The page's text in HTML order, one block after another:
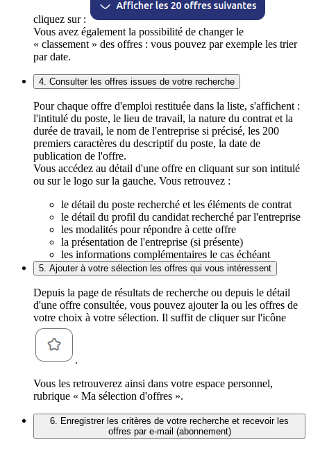
cliquez sur :
Vous avez également la possibilité de changer le
« classement » des offres : vous pouvez par exemple les trier
par date.
4. Consulter les offres issues de votre recherche
Pour chaque offre d'emploi restituée dans la liste, s'affichent :
l'intitulé du poste, le lieu de travail, la nature du contrat et la
durée de travail, le nom de l'entreprise si précisé, les 200
premiers caractères du descriptif du poste, la date de
publication de l'offre.
Vous accédez au détail d'une offre en cliquant sur son intitulé
ou sur le logo sur la gauche. Vous retrouvez :
le détail du poste recherché et les éléments de contrat
le détail du profil du candidat recherché par l'entreprise
les modalités pour répondre à cette offre
la présentation de l'entreprise (si présente)
les informations complémentaires le cas échéant
5. Ajouter à votre sélection les offres qui vous intéressent
Depuis la page de résultats de recherche ou depuis le détail
d'une offre consultée, vous pouvez ajouter la ou les offres de
votre choix à votre sélection. Il suffit de cliquer sur l'icône
.
Vous les retrouverez ainsi dans votre espace personnel,
rubrique « Ma sélection d'offres ».
6. Enregistrer les critères de votre recherche et recevoir les
offres par e-mail (abonnement)